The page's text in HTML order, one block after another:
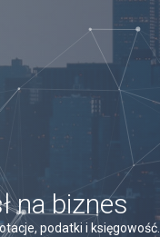
na biznes
podatki i księgowość.